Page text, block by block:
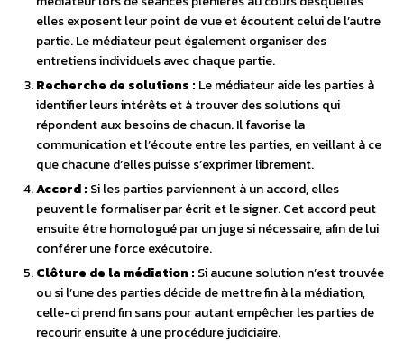
elles exposent leur point de vue et écoutent celui de l’autre
partie. Le médiateur peut également organiser des
entretiens individuels avec chaque partie.
Recherche de solutions : Le médiateur aide les parties à
identifier leurs intérêts et à trouver des solutions qui
répondent aux besoins de chacun. Il favorise la
communication et l’écoute entre les parties, en veillant à ce
que chacune d’elles puisse s’exprimer librement.
Accord : Si les parties parviennent à un accord, elles
peuvent le formaliser par écrit et le signer. Cet accord peut
ensuite être homologué par un juge si nécessaire, afin de lui
conférer une force exécutoire.
Clôture de la médiation : Si aucune solution n’est trouvée
ou si l’une des parties décide de mettre fin à la médiation,
celle-ci prend fin sans pour autant empêcher les parties de
recourir ensuite à une procédure judiciaire.